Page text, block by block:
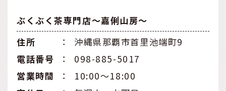
ぶくぶく茶専門店～嘉俐山房～
住所
：
沖縄県那覇市首里池端町9
電話番号
：
098-885-5017
営業時間
：
10:00～18:00